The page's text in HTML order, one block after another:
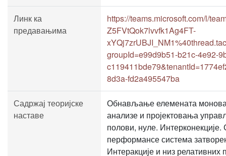
Линк ка
предавањима
https://teams.microsoft.com/l/
Z5FVtQok7lvvfk1Ag4FT-
groupId=e99d9b51-b21c-4e92-
8d3a-fd2a495547ba
Садржај теоријске
наставе
Обнављање елемената
анализе и пројектовања
полови, нуле. Интерконекције.
перформансе система
Интеракције и низ релативних